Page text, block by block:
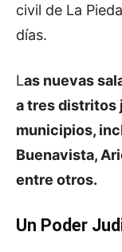
civil de La
días.
Las nuevas
a tres distritos
municipios,
Buenavista,
entre otros.
Un Poder